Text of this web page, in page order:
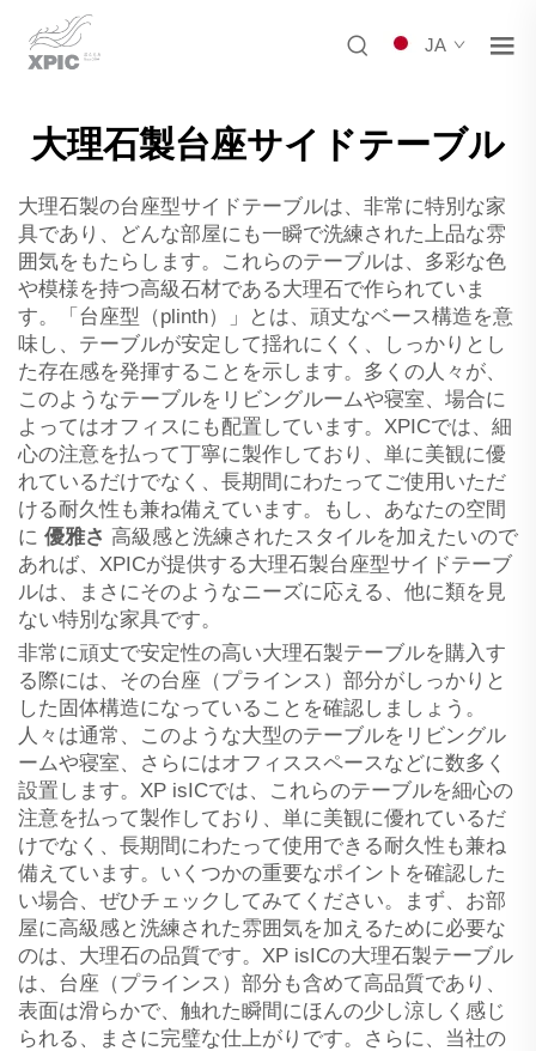
JA
大理石製台座サイドテーブル
大理石製の台座型サイドテーブルは、非常に特別な家
具であり、どんな部屋にも一瞬で洗練された上品な雰
囲気をもたらします。これらのテーブルは、多彩な色
や模様を持つ高級石材である大理石で作られていま
す。「台座型（plinth）」とは、頑丈なベース構造を意
味し、テーブルが安定して揺れにくく、しっかりとし
た存在感を発揮することを示します。多くの人々が、
このようなテーブルをリビングルームや寝室、場合に
よってはオフィスにも配置しています。XPICでは、細
心の注意を払って丁寧に製作しており、単に美観に優
れているだけでなく、長期間にわたってご使用いただ
ける耐久性も兼ね備えています。もし、あなたの空間
に 優雅さ 高級感と洗練されたスタイルを加えたいので
あれば、XPICが提供する大理石製台座型サイドテーブ
ルは、まさにそのようなニーズに応える、他に類を見
ない特別な家具です。
非常に頑丈で安定性の高い大理石製テーブルを購入す
る際には、その台座（プラインス）部分がしっかりと
した固体構造になっていることを確認しましょう。
人々は通常、このような大型のテーブルをリビングル
ームや寝室、さらにはオフィススペースなどに数多く
設置します。XP isICでは、これらのテーブルを細心の
注意を払って製作しており、単に美観に優れているだ
けでなく、長期間にわたって使用できる耐久性も兼ね
備えています。いくつかの重要なポイントを確認した
い場合、ぜひチェックしてみてください。まず、お部
屋に高級感と洗練された雰囲気を加えるために必要な
のは、大理石の品質です。XP isICの大理石製テーブル
は、台座（プラインス）部分も含めて高品質であり、
表面は滑らかで、触れた瞬間にほんの少し涼しく感じ
られる、まさに完璧な仕上がりです。さらに、当社の